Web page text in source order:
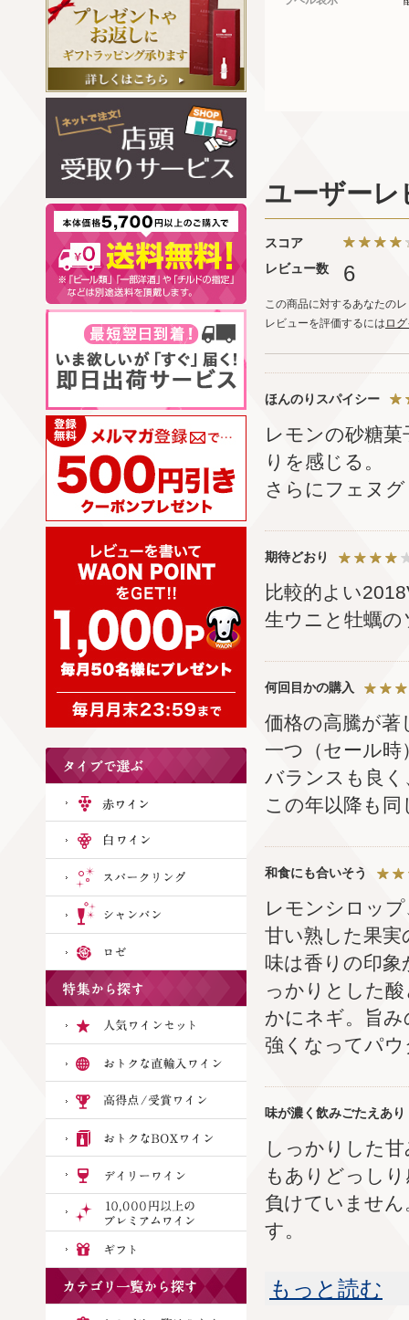
ユーザーレ
スコア
レビュー数
6
この商品に対するあなたの
レビューを評価するには ロ
ほんのりスパイシー
レモンの砂糖
りを感じる。
さらにフェヌ
期待どおり
比較的よい
生ウニと牡蠣
何回目かの購入
価格の高騰が
一つ（セール時
バランスも良
この年以降も
和食にも合いそう
レモンシロッ
甘い熟した果実
味は香りの印
っかりとした
かにネギ。旨
強くなってパ
味が濃く飲みごたえあり
しっかりした
もありどっし
負けていませ
す。
もっと読む